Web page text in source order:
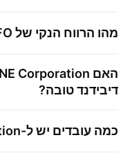
מהו הרווח הנקי של
האם Corporation
דיבידנד טובה?
כמה עובדים יש ל-